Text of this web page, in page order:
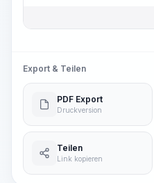
Export & Teilen
PDF Export
Druckversion
Teilen
Link kopieren